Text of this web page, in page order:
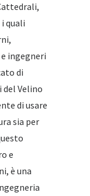
quali
ingegneri
di
Velino
di usare
sia per
e
è una